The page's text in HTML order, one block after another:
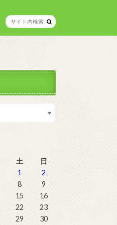
土
日
1
2
8
9
15
16
22
23
29
30